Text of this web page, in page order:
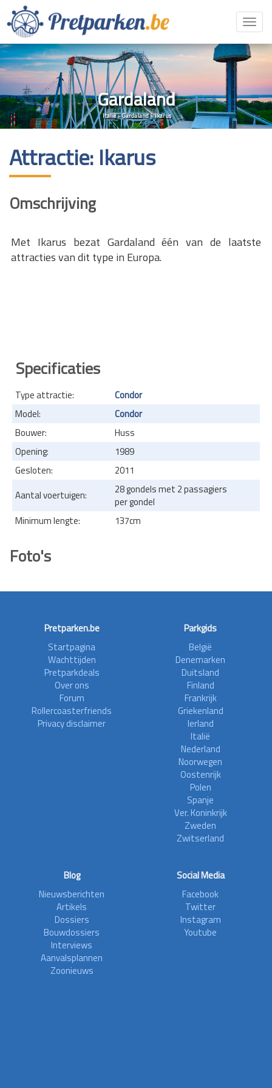
Gardaland
Italië»Gardaland»Ikarus
Attractie: Ikarus
Omschrijving
Met Ikarus bezat Gardaland één van de laatste
attracties van dit type in Europa.
Specificaties
Type attractie:
Condor
Model:
Condor
Bouwer:
Huss
Opening:
1989
Gesloten:
2011
Aantal voertuigen:
28 gondels met 2 passagiers
per gondel
Minimum lengte:
137cm
Foto's
Pretparken.be
Startpagina
Wachttijden
Pretparkdeals
Over ons
Forum
Rollercoasterfriends
Privacy disclaimer
Parkgids
België
Denemarken
Duitsland
Finland
Frankrijk
Griekenland
Ierland
Italië
Nederland
Noorwegen
Oostenrijk
Polen
Spanje
Ver. Koninkrijk
Zweden
Zwitserland
Blog
Nieuwsberichten
Artikels
Dossiers
Bouwdossiers
Interviews
Aanvalsplannen
Zoonieuws
Social Media
Facebook
Twitter
Instagram
Youtube